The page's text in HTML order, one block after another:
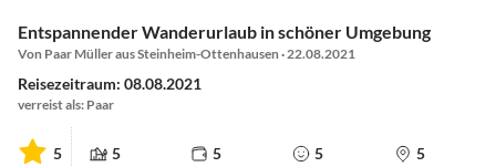
Entspannender Wanderurlaub in schöner Umgebung
Von Paar Müller aus Steinheim-Ottenhausen · 22.08.2021
Reisezeitraum: 08.08.2021
verreist als: Paar
5 5 5 5 5